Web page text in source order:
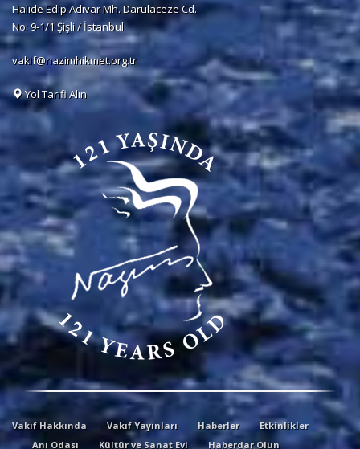
Halide Edip Adıvar Mh. Darülaceze Cd.
No: 9-1/1 Şişli / İstanbul
vakif@nazimhikmet.org.tr
Yol Tarifi Alın
Vakıf Hakkında Vakıf Yayınları Haberler
Etkinlikler
Anı Odası
Kültür ve Sanat Evi Haberdar Olun